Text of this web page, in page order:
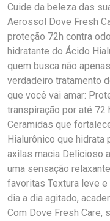
Cuide da beleza das
Aerossol Dove Fresh
proteção 72h contra
hidratante do Ácido
quem busca não
verdadeiro tratamento
que você vai amar:
transpiração por até 72
Ceramidas que
Hialurônico que hidrata
axilas macia Delicioso
uma sensação
favoritas Textura leve
dia a dia agitado,
Com Dove Fresh Care,